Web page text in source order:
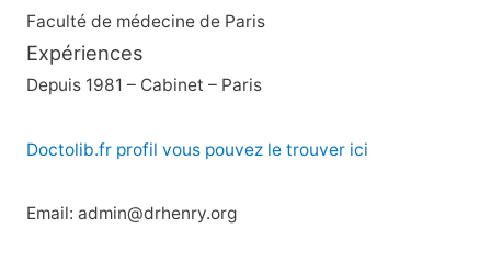
Faculté de médecine de Paris
Expériences
Depuis 1981 – Cabinet – Paris
Doctolib.fr profil vous pouvez le trouver ici
Email: admin@drhenry.org